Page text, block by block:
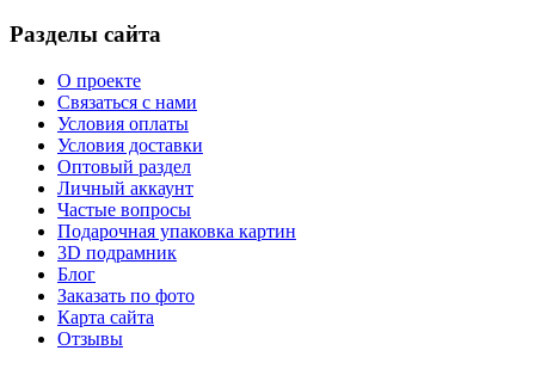
Разделы сайта
О проекте
Связаться с нами
Условия оплаты
Условия доставки
Оптовый раздел
Личный аккаунт
Частые вопросы
Подарочная упаковка картин
3D подрамник
Блог
Заказать по фото
Карта сайта
Отзывы